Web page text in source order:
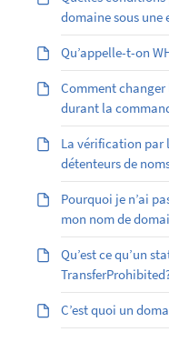
domaine sous une
Qu’appelle-t-on
Comment
durant la
La vérification par
détenteurs de
Pourquoi je n’ai
mon nom de
Qu’est ce qu’un
C’est quoi un